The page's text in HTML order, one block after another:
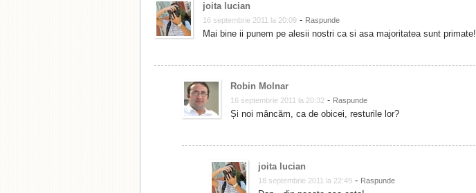
joita lucian
16 septembrie 2011 la 20:09 - Raspunde
Mai bine ii punem pe alesii nostri ca si asa majoritatea sunt primate!
Robin Molnar
16 septembrie 2011 la 20:32 - Raspunde
Și noi mâncăm, ca de obicei, resturile lor?
joita lucian
18 septembrie 2011 la 22:49 - Raspunde